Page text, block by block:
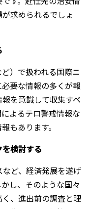
求められるでしょ
）で扱われる国際ニ
要な情報の多くが報
を意識して収集すべ
よるテロ警戒情報な
もあります。
検討する
ど、経済発展を遂げ
し、そのような国々
、進出前の調査と理